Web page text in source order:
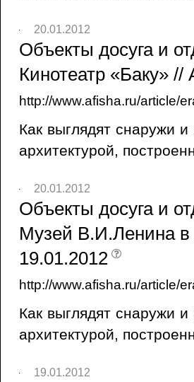
20.01.2012
Объекты досуга и
Кинотеатр «Баку»
http://www.afisha.ru/article/
Как выглядят снаружи
архитектурой,
20.01.2012
Объекты досуга и
Музей В.И.Ленина
19.01.2012
http://www.afisha.ru/article/
Как выглядят снаружи
архитектурой,
19.01.2012